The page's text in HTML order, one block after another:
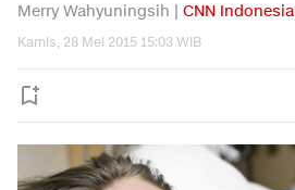
Merry Wahyuningsih | CNN Indonesia
Kamis, 28 Mei 2015 15:03 WIB